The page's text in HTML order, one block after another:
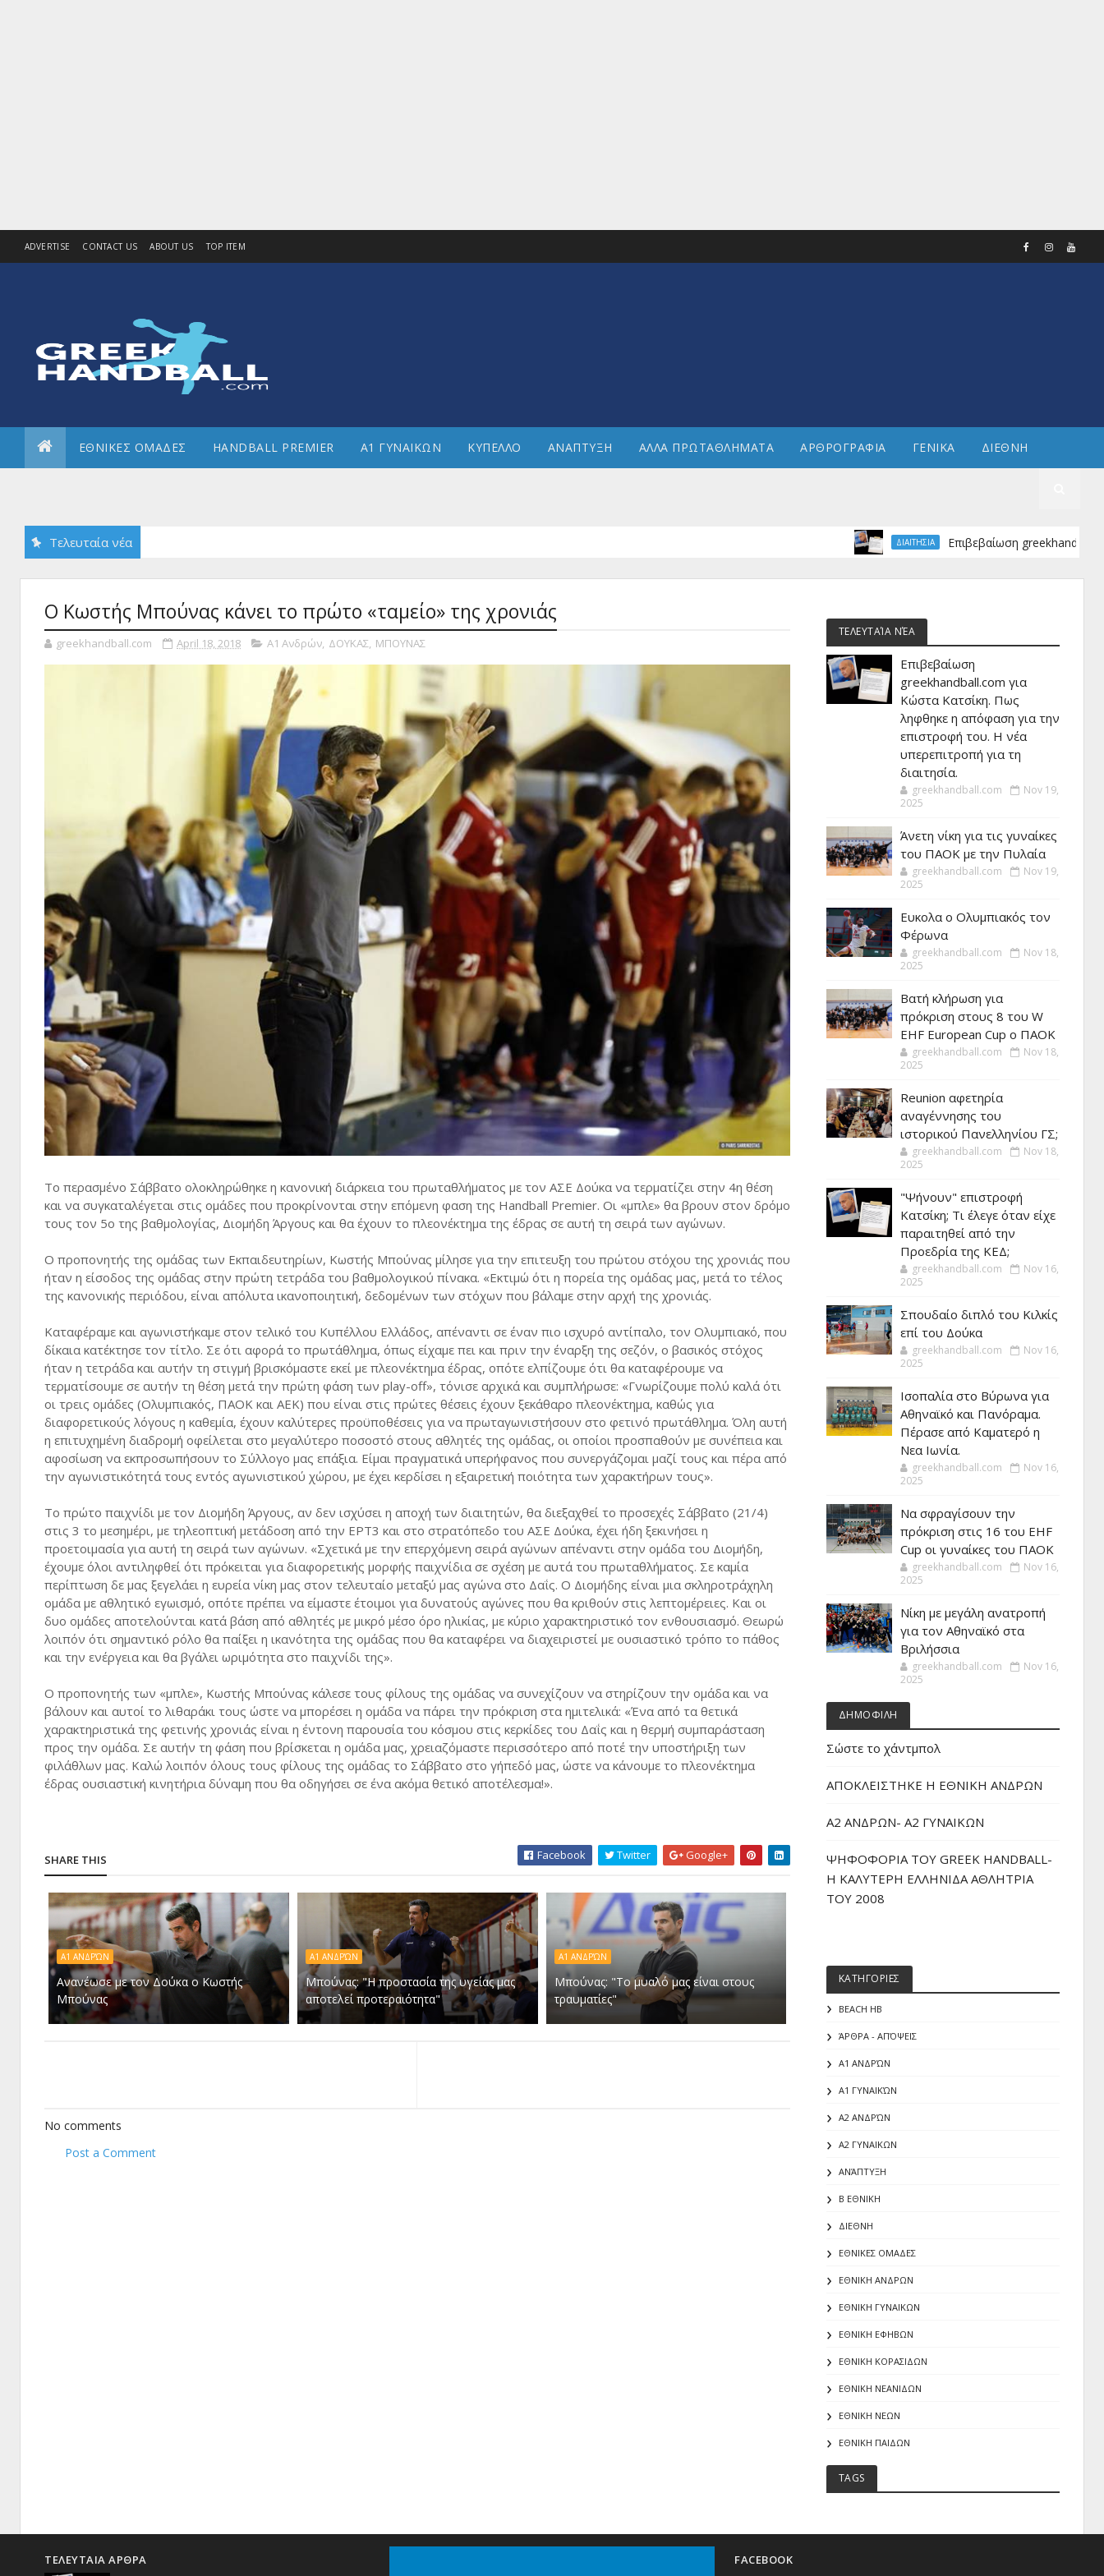
ADVERTISE CONTACT US ABOUT US TOP ITEM
ΕΘΝΙΚΕΣ ΟΜΑΔΕΣ HANDBALL PREMIER Α1 ΓΥΝΑΙΚΩΝ ΚΥΠΕΛΛΟ ΑΝΑΠΤΥΞΗ ΑΛΛΑ ΠΡΩΤΑΘΛΗΜΑΤΑ ΑΡΘΡΟΓΡΑΦΙΑ ΓΕΝΙΚΑ ΔΙΕΘΝΗ
Τελευταία νέα ΔΙΑΙΤΗΣΙΑ Επιβεβαίωση greekhandball.com
Ο Κωστής Μπούνας κάνει το πρώτο «ταμείο» της χρονιάς
greekhandball.com April 18, 2018 Α1 Ανδρών, ΔΟΥΚΑΣ, ΜΠΟΥΝΑΣ
Το περασμένο Σάββατο ολοκληρώθηκε η κανονική διάρκεια του πρωταθλήματος με τον ΑΣΕ Δούκα να τερματίζει στην 4η θέση
και να συγκαταλέγεται στις ομάδες που προκρίνονται στην επόμενη φαση της Handball Premier. Οι «μπλε» θα βρουν στον δρόμο
τους τον 5ο της βαθμολογίας, Διομήδη Άργους και θα έχουν το πλεονέκτημα της έδρας σε αυτή τη σειρά των αγώνων.
Ο προπονητής της ομάδας των Εκπαιδευτηρίων, Κωστής Μπούνας μίλησε για την επιτευξη του πρώτου στόχου της χρονιάς που
ήταν η είσοδος της ομάδας στην πρώτη τετράδα του βαθμολογικού πίνακα. «Εκτιμώ ότι η πορεία της ομάδας μας, μετά το τέλος
της κανονικής περιόδου, είναι απόλυτα ικανοποιητική, δεδομένων των στόχων που βάλαμε στην αρχή της χρονιάς.
Καταφέραμε και αγωνιστήκαμε στον τελικό του Κυπέλλου Ελλάδος, απέναντι σε έναν πιο ισχυρό αντίπαλο, τον Ολυμπιακό, που
δίκαια κατέκτησε τον τίτλο. Σε ότι αφορά το πρωτάθλημα, όπως είχαμε πει και πριν την έναρξη της σεζόν, ο βασικός στόχος
ήταν η τετράδα και αυτήν τη στιγμή βρισκόμαστε εκεί με πλεονέκτημα έδρας, οπότε ελπίζουμε ότι θα καταφέρουμε να
τερματίσουμε σε αυτήν τη θέση μετά την πρώτη φάση των play-off», τόνισε αρχικά και συμπλήρωσε: «Γνωρίζουμε πολύ καλά ότι
οι τρεις ομάδες (Ολυμπιακός, ΠΑΟΚ και ΑΕΚ) που είναι στις πρώτες θέσεις έχουν ξεκάθαρο πλεονέκτημα, καθώς για
διαφορετικούς λόγους η καθεμία, έχουν καλύτερες προϋποθέσεις για να πρωταγωνιστήσουν στο φετινό πρωτάθλημα. Όλη αυτή
η επιτυχημένη διαδρομή οφείλεται στο μεγαλύτερο ποσοστό στους αθλητές της ομάδας, οι οποίοι προσπαθούν με συνέπεια και
αφοσίωση να εκπροσωπήσουν το Σύλλογο μας επάξια. Είμαι πραγματικά υπερήφανος που συνεργάζομαι μαζί τους και πέρα από
την αγωνιστικότητά τους εντός αγωνιστικού χώρου, με έχει κερδίσει η εξαιρετική ποιότητα των χαρακτήρων τους».
Το πρώτο παιχνίδι με τον Διομήδη Άργους, αν δεν ισχύσει η αποχή των διαιτητών, θα διεξαχθεί το προσεχές Σάββατο (21/4)
στις 3 το μεσημέρι, με τηλεοπτική μετάδοση από την ΕΡΤ3 και στο στρατόπεδο του ΑΣΕ Δούκα, έχει ήδη ξεκινήσει η
προετοιμασία για αυτή τη σειρά των αγώνων. «Σχετικά με την επερχόμενη σειρά αγώνων απέναντι στην ομάδα του Διομήδη,
έχουμε όλοι αντιληφθεί ότι πρόκειται για διαφορετικής μορφής παιχνίδια σε σχέση με αυτά του πρωταθλήματος. Σε καμία
περίπτωση δε μας ξεγελάει η ευρεία νίκη μας στον τελευταίο μεταξύ μας αγώνα στο Δαΐς. Ο Διομήδης είναι μια σκληροτράχηλη
ομάδα με αθλητικό εγωισμό, οπότε πρέπει να είμαστε έτοιμοι για δυνατούς αγώνες που θα κριθούν στις λεπτομέρειες. Και οι
δυο ομάδες αποτελούνται κατά βάση από αθλητές με μικρό μέσο όρο ηλικίας, με κύριο χαρακτηριστικό τον ενθουσιασμό. Θεωρώ
λοιπόν ότι σημαντικό ρόλο θα παίξει η ικανότητα της ομάδας που θα καταφέρει να διαχειριστεί με ουσιαστικό τρόπο το πάθος
και την ενέργεια και θα βγάλει ωριμότητα στο παιχνίδι της».
Ο προπονητής των «μπλε», Κωστής Μπούνας κάλεσε τους φίλους της ομάδας να συνεχίζουν να στηρίζουν την ομάδα και να
βάλουν και αυτοί το λιθαράκι τους ώστε να μπορέσει η ομάδα να πάρει την πρόκριση στα ημιτελικά: «Ένα από τα θετικά
χαρακτηριστικά της φετινής χρονιάς είναι η έντονη παρουσία του κόσμου στις κερκίδες του Δαΐς και η θερμή συμπαράσταση
προς την ομάδα. Σε αυτήν τη φάση που βρίσκεται η ομάδα μας, χρειαζόμαστε περισσότερο από ποτέ την υποστήριξη των
φιλάθλων μας. Καλώ λοιπόν όλους τους φίλους της ομάδας το Σάββατο στο γήπεδό μας, ώστε να κάνουμε το πλεονέκτημα
έδρας ουσιαστική κινητήρια δύναμη που θα οδηγήσει σε ένα ακόμα θετικό αποτέλεσμα!».
SHARE THIS Facebook Twitter Google+
Α1 ΑΝΔΡΏΝ
Ανανέωσε με τον Δούκα ο Κωστής
Μπούνας
Α1 ΑΝΔΡΏΝ
Μπούνας: "Η προστασία της υγείας μας
αποτελεί προτεραιότητα"
Α1 ΑΝΔΡΏΝ
Μπούνας: "Το μυαλό μας είναι στους
τραυματίες"
No comments
Post a Comment
ΤΕΛΕΥΤΑΊΑ ΝΈΑ
Επιβεβαίωση
greekhandball.com για
Κώστα Κατσίκη. Πως
ληφθηκε η απόφαση για την
επιστροφή του. Η νέα
υπερεπιτροπή για τη
διαιτησία.
greekhandball.com
Nov 19,
2025
Άνετη νίκη για τις γυναίκες
του ΠΑΟΚ με την Πυλαία
greekhandball.com
Nov 19,
2025
Ευκολα ο Ολυμπιακός τον
Φέρωνα
greekhandball.com
Nov 18,
2025
Βατή κλήρωση για
πρόκριση στους 8 του W
EHF European Cup ο ΠΑΟΚ
greekhandball.com
Nov 18,
2025
Reunion αφετηρία
αναγέννησης του
ιστορικού Πανελληνίου ΓΣ;
greekhandball.com
Nov 18,
2025
"Ψήνουν" επιστροφή
Κατσίκη; Τι έλεγε όταν είχε
παραιτηθεί από την
Προεδρία της ΚΕΔ;
greekhandball.com
Nov 16,
2025
Σπουδαίο διπλό του Κιλκίς
επί του Δούκα
greekhandball.com
Nov 16,
2025
Ισοπαλία στο Βύρωνα για
Αθηναϊκό και Πανόραμα.
Πέρασε από Καματερό η
Νεα Ιωνία.
greekhandball.com
Nov 16,
2025
Να σφραγίσουν την
πρόκριση στις 16 του EHF
Cup οι γυναίκες του ΠΑΟΚ
greekhandball.com
Nov 16,
2025
Νίκη με μεγάλη ανατροπή
για τον Αθηναϊκό στα
Βριλήσσια
greekhandball.com
Nov 16,
2025
ΔΗΜΟΦΙΛΗ
Σώστε το χάντμπολ
ΑΠΟΚΛΕΙΣΤΗΚΕ Η ΕΘΝΙΚΗ ΑΝΔΡΩΝ
Α2 ΑΝΔΡΩΝ- Α2 ΓΥΝΑΙΚΩΝ
ΨΗΦΟΦΟΡΙΑ ΤΟΥ GREEK HANDBALL-
H ΚΑΛΥΤΕΡΗ ΕΛΛΗΝΙΔΑ ΑΘΛΗΤΡΙΑ
ΤΟΥ 2008
ΚΑΤΗΓΟΡΙΕΣ
BEACH HB
ΆΡΘΡΑ - ΑΠΌΨΕΙΣ
Α1 ΑΝΔΡΏΝ
Α1 ΓΥΝΑΙΚΏΝ
Α2 ΑΝΔΡΏΝ
Α2 ΓΥΝΑΙΚΩΝ
ΑΝΆΠΤΥΞΗ
Β ΕΘΝΙΚΗ
ΔΙΕΘΝΗ
ΕΘΝΙΚΕΣ ΟΜΑΔΕΣ
ΕΘΝΙΚΗ ΑΝΔΡΩΝ
ΕΘΝΙΚΗ ΓΥΝΑΙΚΩΝ
ΕΘΝΙΚΗ ΕΦΗΒΩΝ
ΕΘΝΙΚΗ ΚΟΡΑΣΙΔΩΝ
ΕΘΝΙΚΗ ΝΕΑΝΙΔΩΝ
ΕΘΝΙΚΗ ΝΕΩΝ
ΕΘΝΙΚΗ ΠΑΙΔΩΝ
TAGS
ΤΕΛΕΥΤΑΙΑ ΑΡΘΡΑ FACEBOOK